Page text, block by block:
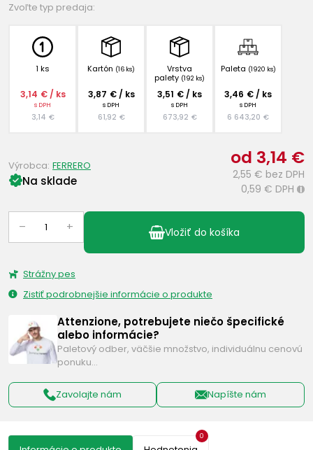
Zvoľte typ predaja:
1 ks
3,14 € / ks
s DPH
3,14 €
Kartón (16 ks)
3,87 € / ks
s DPH
61,92 €
Vrstva
palety (192 ks)
3,51 € / ks
s DPH
673,92 €
Paleta (1920 ks)
3,46 € / ks
s DPH
6 643,20 €
od 3,14 €
2,55 € bez DPH
0,59 € DPH i
Na sklade
Výrobca: FERRERO
– + Vložiť do košíka
Strážny pes
Zistiť podrobnejšie informácie o produkte
Attenzione, potrebujete niečo špecifické
alebo informácie?
Paletový odber, väčšie množstvo, individuálnu cenovú
ponuku…
Zavolajte nám Napíšte nám
0